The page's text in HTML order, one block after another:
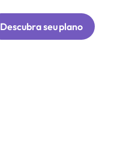
Descubra seu plano